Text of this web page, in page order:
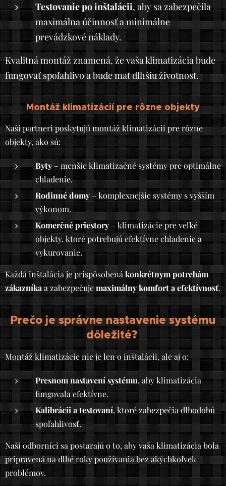
Testovanie po inštalácii, aby sa zabezpečila
maximálna účinnosť a minimálne
prevádzkové náklady.
Kvalitná montáž znamená, že vaša klimatizácia bude
fungovať spoľahlivo a bude mať dlhšiu životnosť.
Montáž klimatizácií pre rôzne objekty
Naši partneri poskytujú montáž klimatizácií pre rôzne
objekty, ako sú:
Byty– menšie klimatizačné systémy pre optimálne
chladenie.
Rodinné domy– komplexnejšie systémy s vyšším
výkonom.
Komerčné priestory– klimatizácie pre veľké
objekty, ktoré potrebujú efektívne chladenie a
vykurovanie.
Každá inštalácia je prispôsobenákonkrétnym potrebám
zákazníkaa zabezpečujemaximálny komfort a efektívnosť.
Prečo je správne nastavenie systému
dôležité?
Montáž klimatizácie nie je len o inštalácii, ale aj o:
Presnom nastavení systému, aby klimatizácia
fungovala efektívne.
Kalibrácii a testovaní, ktoré zabezpečia dlhodobú
spoľahlivosť.
Naši odborníci sa postarajú o to, aby vaša klimatizácia bola
pripravená na dlhé roky používania bez akýchkoľvek
problémov.